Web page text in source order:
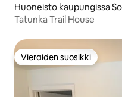
Huoneisto kaupungissa
Tatunka Trail House
Vieraiden suosikki
Vieraiden suosikki